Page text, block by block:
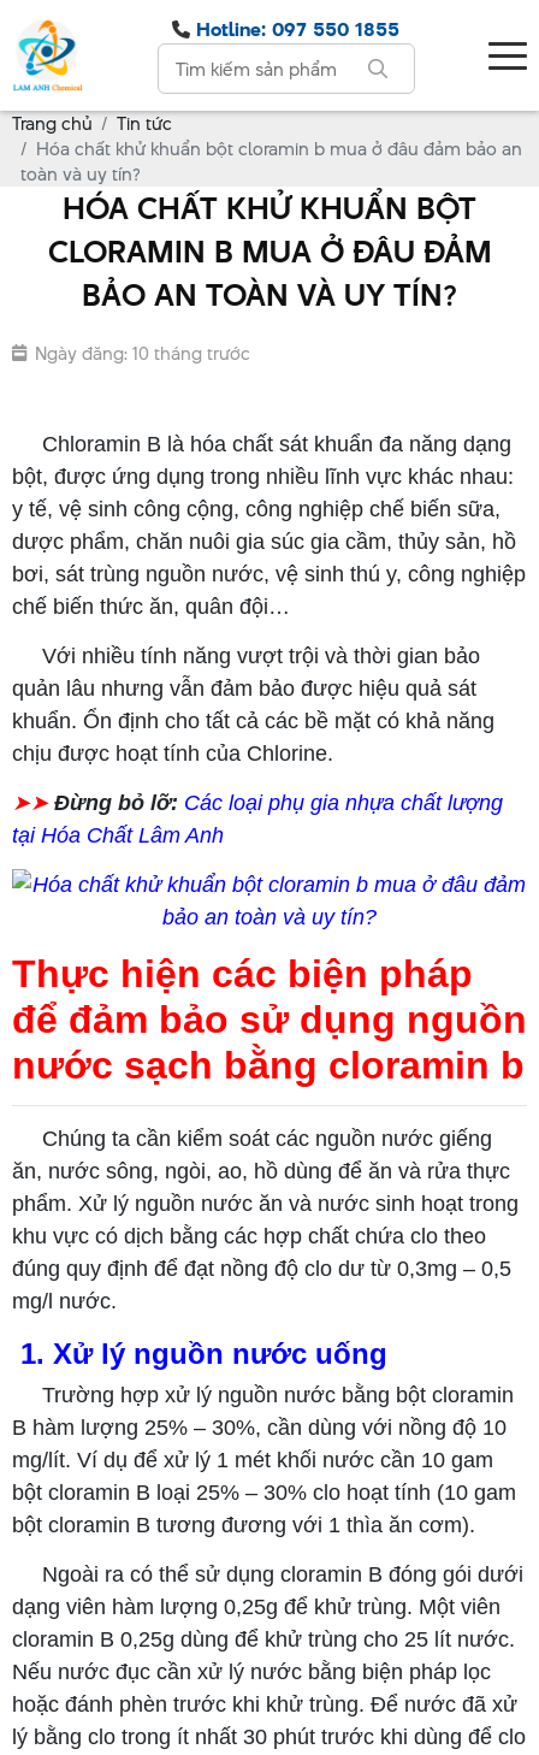
Hotline: 097 550 1855
Trang chủ
Tin tức
Hóa chất khử khuẩn bột cloramin b mua ở đâu đảm bảo an
toàn và uy tín?
HÓA CHẤT KHỬ KHUẨN BỘT
CLORAMIN B MUA Ở ĐÂU ĐẢM
BẢO AN TOÀN VÀ UY TÍN?
Ngày đăng: 10 tháng trước
Chloramin B là hóa chất sát khuẩn đa năng dạng
bột, được ứng dụng trong nhiều lĩnh vực khác nhau:
y tế, vệ sinh công cộng, công nghiệp chế biến sữa,
dược phẩm, chăn nuôi gia súc gia cầm, thủy sản, hồ
bơi, sát trùng nguồn nước, vệ sinh thú y, công nghiệp
chế biến thức ăn, quân đội…
Với nhiều tính năng vượt trội và thời gian bảo
quản lâu nhưng vẫn đảm bảo được hiệu quả sát
khuẩn. Ổn định cho tất cả các bề mặt có khả năng
chịu được hoạt tính của Chlorine.
➤➤Đừng bỏ lỡ: Các loại phụ gia nhựa chất lượng
tại Hóa Chất Lâm Anh
Thực hiện các biện pháp
để đảm bảo sử dụng nguồn
nước sạch bằng cloramin b
Chúng ta cần kiểm soát các nguồn nước giếng
ăn, nước sông, ngòi, ao, hồ dùng để ăn và rửa thực
phẩm. Xử lý nguồn nước ăn và nước sinh hoạt trong
khu vực có dịch bằng các hợp chất chứa clo theo
đúng quy định để đạt nồng độ clo dư từ 0,3mg – 0,5
mg/l nước.
1. Xử lý nguồn nước uống
Trường hợp xử lý nguồn nước bằng bột cloramin
B hàm lượng 25% – 30%, cần dùng với nồng độ 10
mg/lít. Ví dụ để xử lý 1 mét khối nước cần 10 gam
bột cloramin B loại 25% – 30% clo hoạt tính (10 gam
bột cloramin B tương đương với 1 thìa ăn cơm).
Ngoài ra có thể sử dụng cloramin B đóng gói dưới
dạng viên hàm lượng 0,25g để khử trùng. Một viên
cloramin B 0,25g dùng để khử trùng cho 25 lít nước.
Nếu nước đục cần xử lý nước bằng biện pháp lọc
hoặc đánh phèn trước khi khử trùng. Để nước đã xử
lý bằng clo trong ít nhất 30 phút trước khi dùng để clo